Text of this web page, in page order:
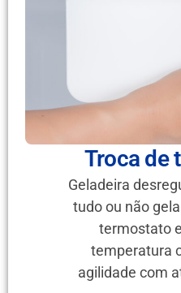
Troca de
Geladeira
tudo ou não
termostato
temperatura
agilidade com